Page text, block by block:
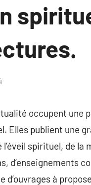
occupent une
Elles publient une
spirituel, de
d’enseignements
à